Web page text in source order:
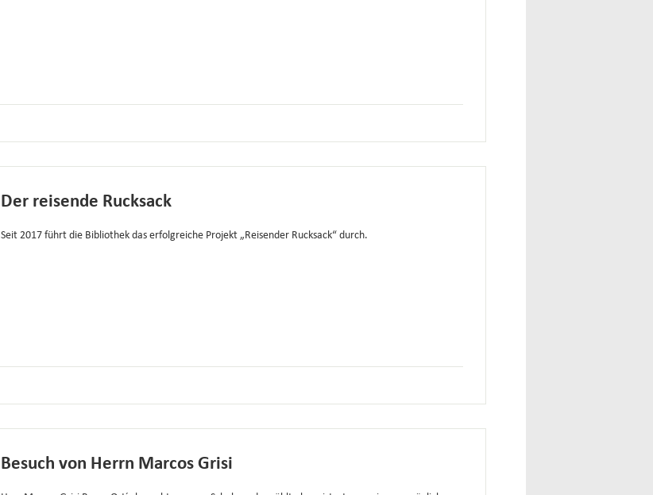
Der reisende Rucksack
Seit 2017 führt die Bibliothek das erfolgreiche Projekt „Reisender Rucksack“ durch.
Besuch von Herrn Marcos Grisi